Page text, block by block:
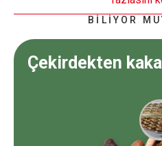
BİLİYOR
Çekirdekten